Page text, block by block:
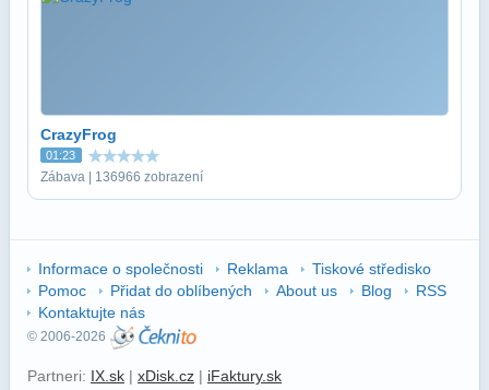
CrazyFrog
01:23
Zábava | 136966 zobrazení
Informace o společnosti Reklama
Tiskové středisko
Pomoc
Přidat do oblíbených About us Blog
RSS
Kontaktujte nás
© 2006-2026
Partneri: IX.sk | xDisk.cz | iFaktury.sk